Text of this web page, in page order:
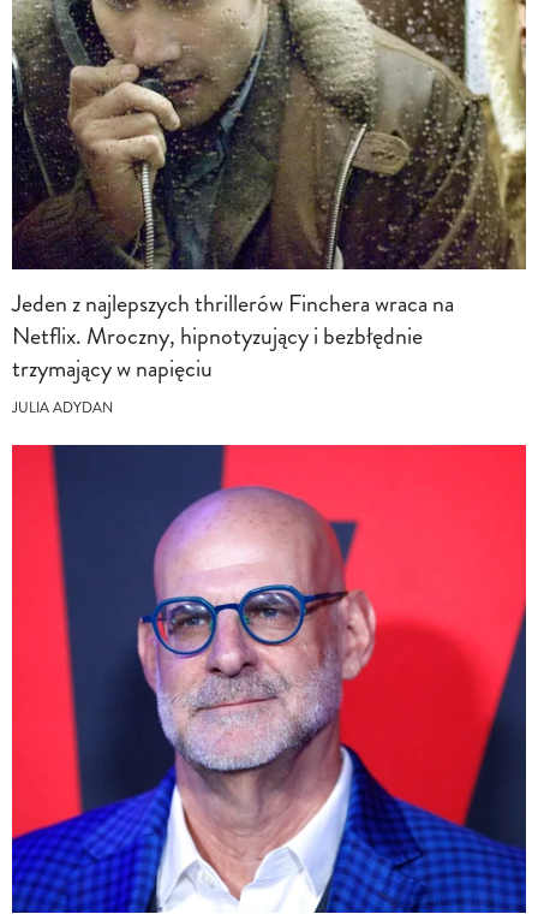
Jeden z najlepszych thrillerów Finchera wraca na
Netflix. Mroczny, hipnotyzujący i bezbłędnie
trzymający w napięciu
JULIA ADYDAN